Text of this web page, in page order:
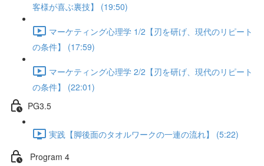
客様が喜ぶ裏技】 (19:50)
マーケティング心理学 1/2【刃を研げ、現代のリピート
の条件】 (17:59)
マーケティング心理学 2/2【刃を研げ、現代のリピート
の条件】 (22:01)
PG3.5
実践【脚後面のタオルワークの一連の流れ】 (5:22)
Program 4